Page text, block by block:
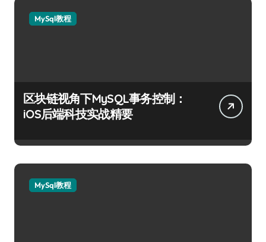
MySql教程
区块链视角下MySQL事务控制：
iOS后端科技实战精要
MySql教程